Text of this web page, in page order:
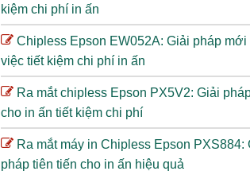
kiệm chi phí in ấn
Chipless Epson EW052A: Giải pháp mới
việc tiết kiệm chi phí in ấn
Ra mắt chipless Epson PX5V2: Giải
cho in ấn tiết kiệm chi phí
Ra mắt máy in Chipless Epson PXS884:
pháp tiên tiến cho in ấn hiệu quả